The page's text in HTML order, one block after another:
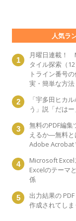
人気ラ
月曜日連載！
タイル探索（
トライン番号
実・簡単な方法
「宇多田ヒカ
う」説「だはー
無料のPDF編
えるか―無料と
Adobe Acrobat
Microsoft Excel
Excelのテーマ
係
出力結果の
作成されてしま